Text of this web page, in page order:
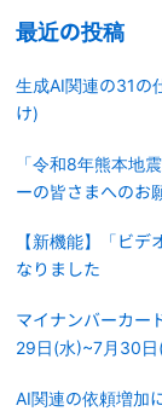
最近の投稿
生成AI関連の31の
け)
「令和8年熊本地
ーの皆さまへのお
【新機能】「ビ
なりました
マイナンバーカー
29日(水)~7月30日
AI関連の依頼増加